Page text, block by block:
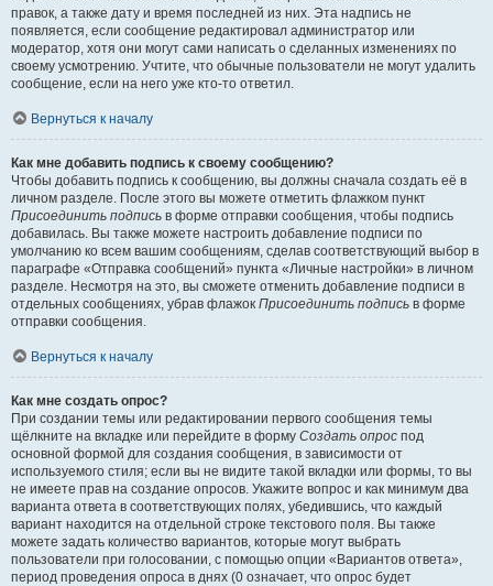
правок, а также дату и время последней из них. Эта надпись не
появляется, если сообщение редактировал администратор или
модератор, хотя они могут сами написать о сделанных изменениях по
своему усмотрению. Учтите, что обычные пользователи не могут удалить
сообщение, если на него уже кто-то ответил.
Вернуться к началу
Как мне добавить подпись к своему сообщению?
Чтобы добавить подпись к сообщению, вы должны сначала создать её в
личном разделе. После этого вы можете отметить флажком пункт
Присоединить подпись в форме отправки сообщения, чтобы подпись
добавилась. Вы также можете настроить добавление подписи по
умолчанию ко всем вашим сообщениям, сделав соответствующий выбор в
параграфе «Отправка сообщений» пункта «Личные настройки» в личном
разделе. Несмотря на это, вы сможете отменить добавление подписи в
отдельных сообщениях, убрав флажок Присоединить подпись в форме
отправки сообщения.
Вернуться к началу
Как мне создать опрос?
При создании темы или редактировании первого сообщения темы
щёлкните на вкладке или перейдите в форму Создать опрос под
основной формой для создания сообщения, в зависимости от
используемого стиля; если вы не видите такой вкладки или формы, то вы
не имеете прав на создание опросов. Укажите вопрос и как минимум два
варианта ответа в соответствующих полях, убедившись, что каждый
вариант находится на отдельной строке текстового поля. Вы также
можете задать количество вариантов, которые могут выбрать
пользователи при голосовании, с помощью опции «Вариантов ответа»,
период проведения опроса в днях (0 означает, что опрос будет